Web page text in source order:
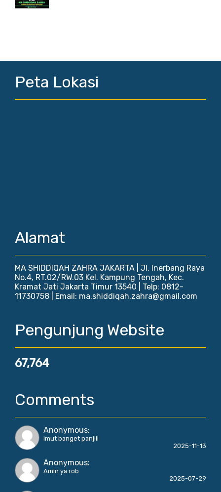
Peta Lokasi
Alamat
MA SHIDDIQAH ZAHRA JAKARTA | Jl. Inerbang Raya
No.4, RT.02/RW.03 Kel. Kampung Tengah, Kec.
Kramat Jati Jakarta Timur 13540 | Telp: 0812-
11730758 | Email: ma.shiddiqah.zahra@gmail.com
Pengunjung Website
67,764
Comments
Anonymous:
imut banget panjiii
2025-11-13
Anonymous:
Amin ya rob
2025-07-29